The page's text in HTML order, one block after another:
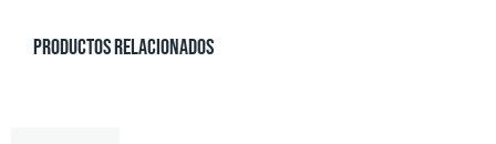
Productos relacionados